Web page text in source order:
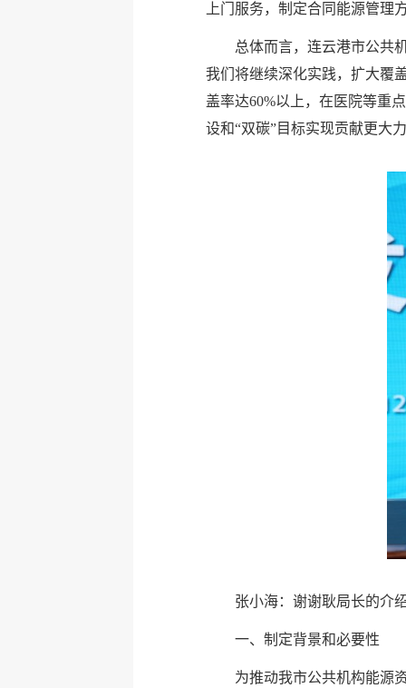
上门服务，制定合同能源管理
总体而言，连云港市公共
我们将继续深化实践，扩大覆
盖率达60%以上，在医院等重
设和“双碳”目标实现贡献更大
张小海：谢谢耿局长的介
一、制定背景和必要性
为推动我市公共机构能源